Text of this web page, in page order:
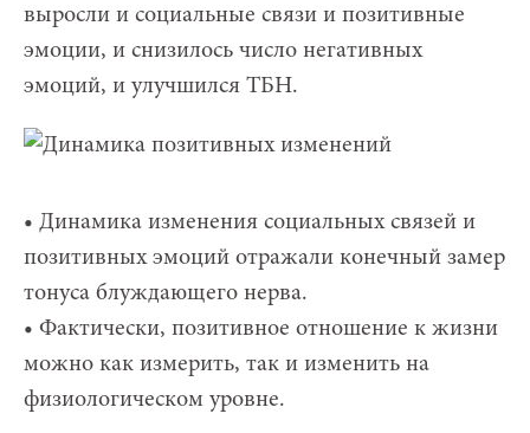
выросли и социальные связи и позитивные
эмоции, и снизилось число негативных
эмоций, и улучшился ТБН.
• Динамика изменения социальных связей и
позитивных эмоций отражали конечный замер
тонуса блуждающего нерва.
• Фактически, позитивное отношение к жизни
можно как измерить, так и изменить на
физиологическом уровне.